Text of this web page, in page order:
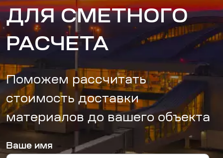
ДЛЯ СМЕТНОГО
РАСЧЕТА
Поможем рассчитать
стоимость доставки
материалов до вашего объекта
Ваше имя